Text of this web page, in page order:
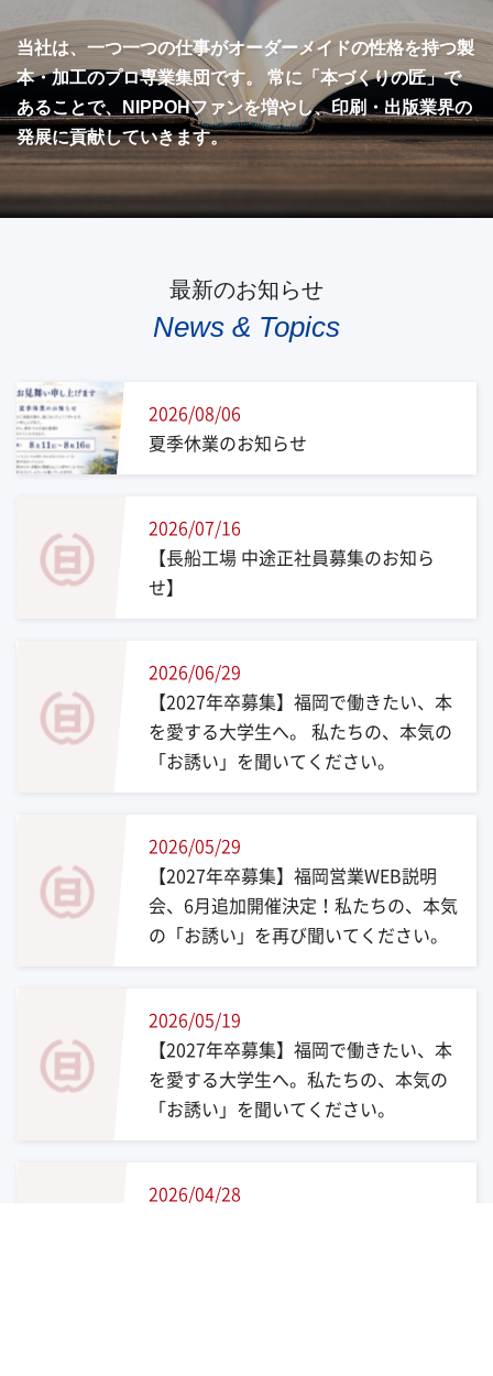
当社は、一つ一つの仕事がオーダーメイドの性格を持つ製
本・加工のプロ専業集団です。 常に「本づくりの匠」で
あることで、NIPPOHファンを増やし、印刷・出版業界の
発展に貢献していきます。
最新のお知らせ
News & Topics
2026/08/06
夏季休業のお知らせ
2026/07/16
【長船工場 中途正社員募集のお知ら
せ】
2026/06/29
【2027年卒募集】福岡で働きたい、本
を愛する大学生へ。 私たちの、本気の
「お誘い」を聞いてください。
2026/05/29
【2027年卒募集】福岡営業WEB説明
会、6月追加開催決定！私たちの、本気
の「お誘い」を再び聞いてください。
2026/05/19
【2027年卒募集】福岡で働きたい、本
を愛する大学生へ。私たちの、本気の
「お誘い」を聞いてください。
2026/04/28